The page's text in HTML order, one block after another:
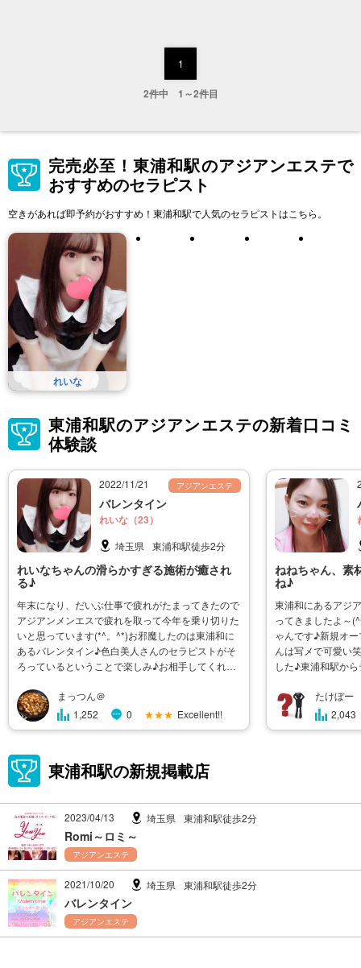
1
2件中 1～2件目
完売必至！東浦和駅のアジアンエステで
おすすめのセラピスト
空きがあれば即予約がおすすめ！東浦和駅で人気のセラピストはこちら。
れいな
東浦和駅のアジアンエステの新着口コミ
体験談
2022/11/21 アジアンエステ
バレンタイン
れいな（23）
埼玉県 東浦和駅徒歩2分
れいなちゃんの滑らかすぎる施術が癒され
る♪
年末になり、だいぶ仕事で疲れがたまってきたので
アジアンメンエスで疲れを取って今年を乗り切りた
いと思っています(*^。^*)お邪魔したのは東浦和に
あるバレンタイン♪色白美人さんのセラピストがそ
ろっているということで楽しみ♪お相手してくれた
で言うとお笑いコンビのパーパー、あいなぶぅに似
た感じ♪不思議系でほんわかしてい�
まっつん＠
1,252
0 ★★★ Excellent!!
ねねちゃん、素
ね♪
東浦和にあるアジ
ってきましたよ～
ゃんです♪新規オ
んは写メで可愛い
した♪東浦和駅か
っちゃりとしてい
いうほどではあり
たけぼー
2,043
東浦和駅の新規掲載店
2023/04/13 埼玉県 東浦和駅徒歩2分
Romi～ロミ～
アジアンエステ
2021/10/20 埼玉県 東浦和駅徒歩2分
バレンタイン
アジアンエステ